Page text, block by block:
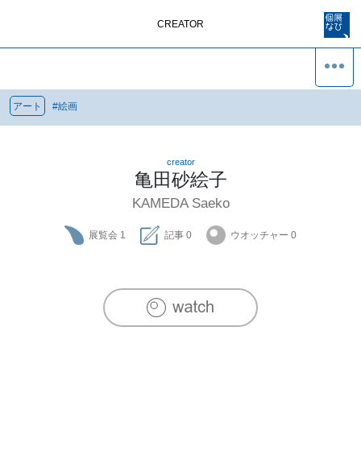
CREATOR
アート #絵画
creator
亀田砂絵子
KAMEDA Saeko
展覧会 1 記事 0 ウオッチャー 0